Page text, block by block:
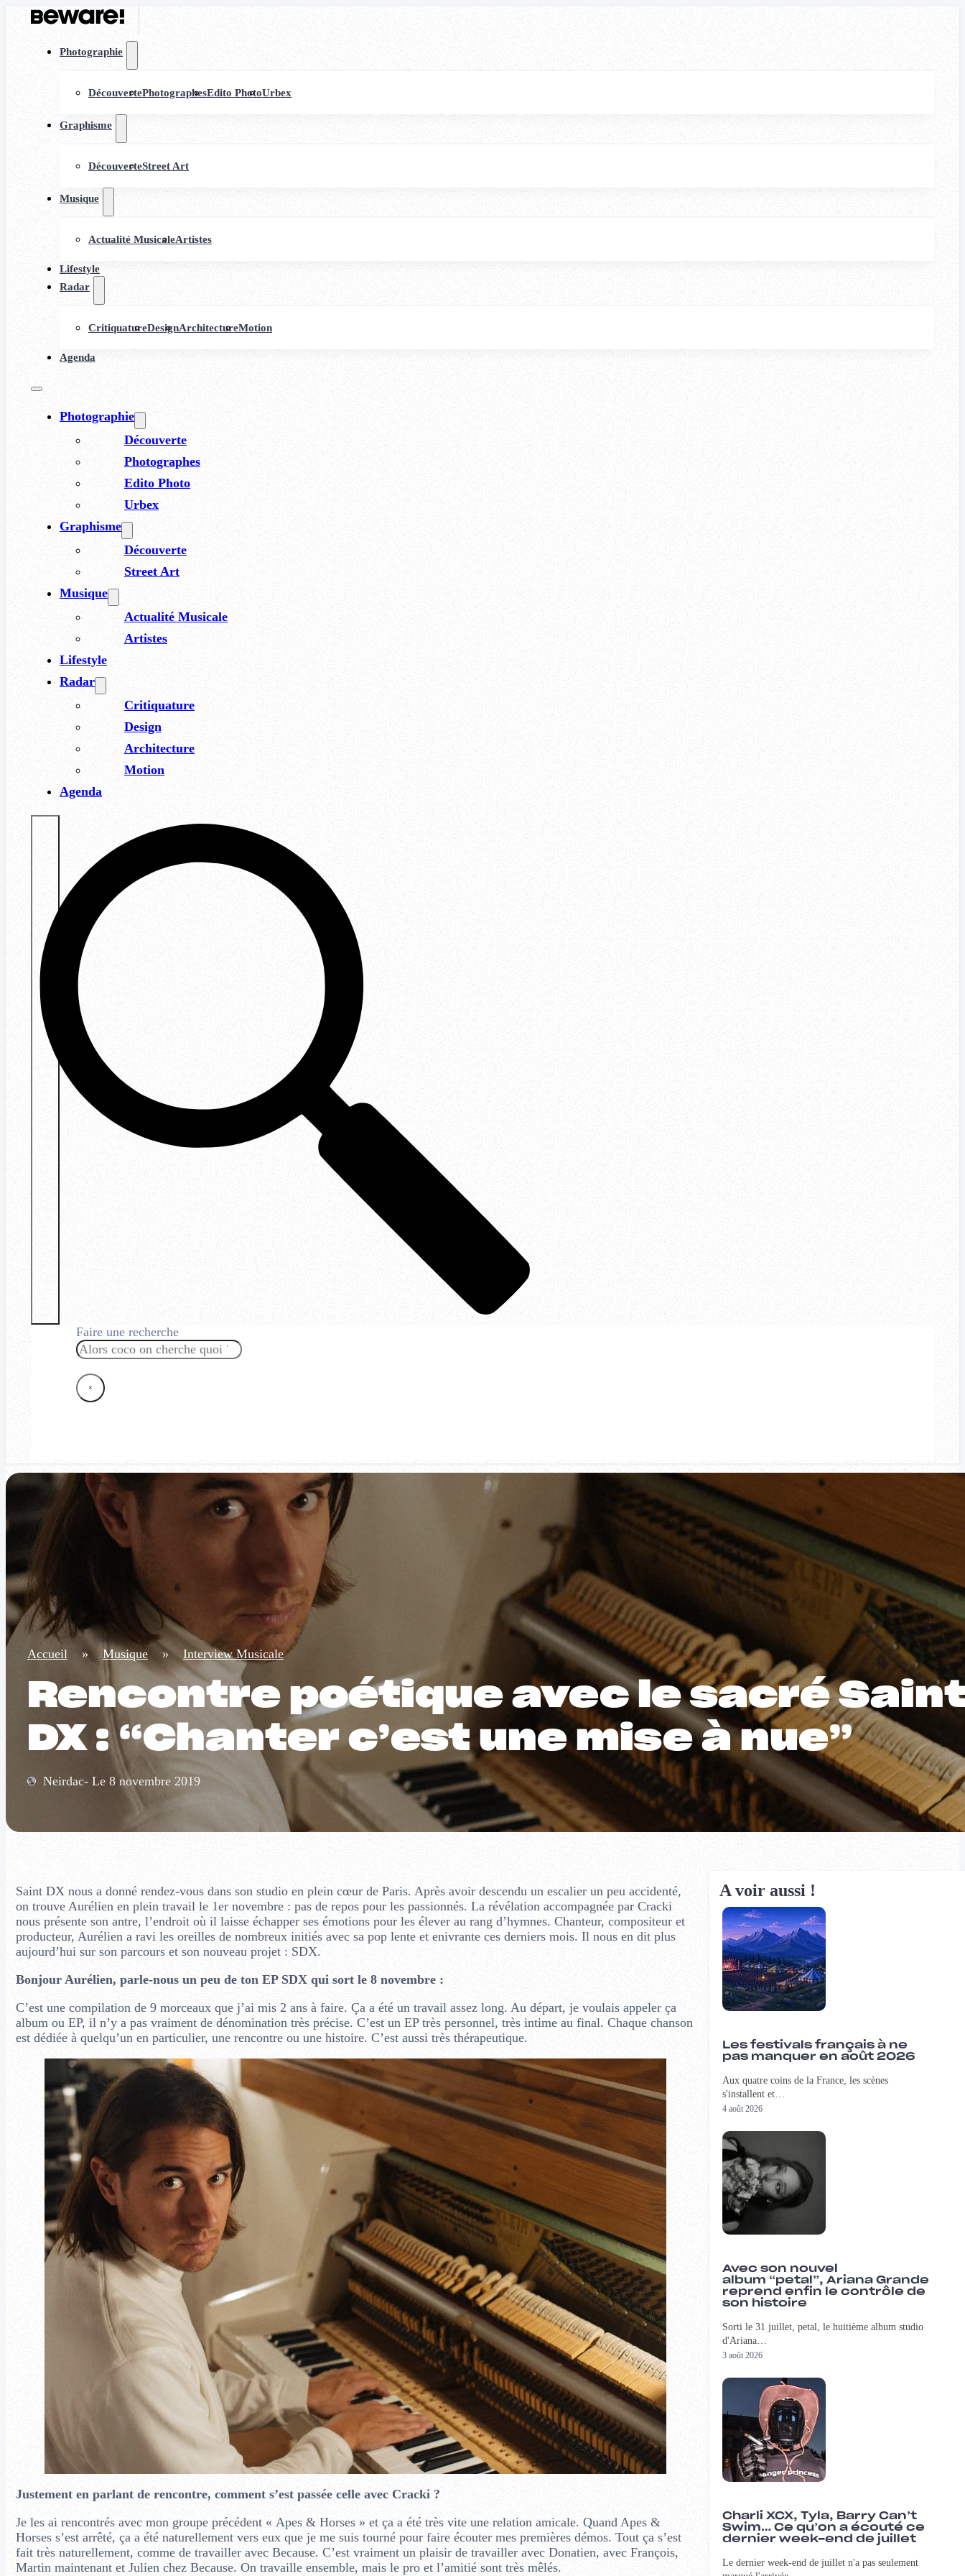
Photographie
DécouvertePhotographesEdito PhotoUrbex
Graphisme
DécouverteStreet Art
Musique
Actualité MusicaleArtistes
Lifestyle
Radar
CritiquatureDesignArchitectureMotion
Agenda
Photographie
Découverte
Photographes
Edito Photo
Urbex
Graphisme
Découverte
Street Art
Musique
Actualité Musicale
Artistes
Lifestyle
Radar
Critiquature
Design
Architecture
Motion
Agenda
Faire une recherche
Rechercher
×
Accueil » Musique » Interview Musicale
Rencontre poétique avec le sacré
DX : “Chanter c’est une mise à nue”
Neirdac- Le 8 novembre 2019
Saint DX nous a donné rendez-vous dans son studio en plein cœur de Paris. Après avoir descendu un escalier un peu accidenté,
on trouve Aurélien en plein travail le 1er novembre : pas de repos pour les passionnés. La révélation accompagnée par Cracki
nous présente son antre, l’endroit où il laisse échapper ses émotions pour les élever au rang d’hymnes. Chanteur, compositeur et
producteur, Aurélien a ravi les oreilles de nombreux initiés avec sa pop lente et enivrante ces derniers mois. Il nous en dit plus
aujourd’hui sur son parcours et son nouveau projet : SDX.
Bonjour Aurélien, parle-nous un peu de ton EP SDX qui sort le 8 novembre :
C’est une compilation de 9 morceaux que j’ai mis 2 ans à faire. Ça a été un travail assez long. Au départ, je voulais appeler ça
album ou EP, il n’y a pas vraiment de dénomination très précise. C’est un EP très personnel, très intime au final. Chaque chanson
est dédiée à quelqu’un en particulier, une rencontre ou une histoire. C’est aussi très thérapeutique.
Justement en parlant de rencontre, comment s’est passée celle avec Cracki ?
Je les ai rencontrés avec mon groupe précédent « Apes & Horses » et ça a été très vite une relation amicale. Quand Apes &
Horses s’est arrêté, ça a été naturellement vers eux que je me suis tourné pour faire écouter mes premières démos. Tout ça s’est
fait très naturellement, comme de travailler avec Because. C’est vraiment un plaisir de travailler avec Donatien, avec François,
Martin maintenant et Julien chez Because. On travaille ensemble, mais le pro et l’amitié sont très mêlés.
A voir aussi !
Les festivals français à ne
pas manquer en août 2026
Aux quatre coins de la France, les scènes
s'installent et…
4 août 2026
Avec son nouvel
album “petal”, Ariana Grande
reprend enfin le contrôle de
son histoire
Sorti le 31 juillet, petal, le huitième album studio
d'Ariana…
3 août 2026
Charli XCX, Tyla, Barry Can’t
Swim… Ce qu’on a écouté ce
dernier week-end de juillet
Le dernier week-end de juillet n'a pas seulement